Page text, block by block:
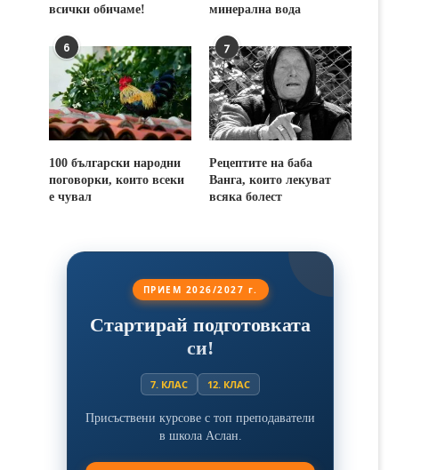
всички обичаме!
минерална вода
6
100 български народни
поговорки, които всеки
е чувал
7
Рецептите на баба
Ванга, които лекуват
всяка болест
ПРИЕМ 2026/2027 г.
Стартирай подготовката
си!
7. КЛАС 12. КЛАС
Присъствени курсове с топ преподаватели
в школа Аслан.